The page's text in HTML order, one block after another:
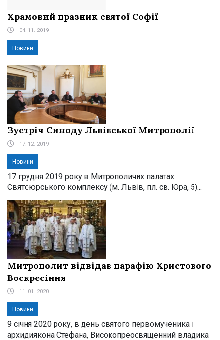
Храмовий празник святої Софії
04. 11. 2019
Новини
Зустріч Синоду Львівської Митрополії
17. 12. 2019
Новини
17 грудня 2019 року в Митрополичих палатах
Святоюрського комплексу (м. Львів, пл. св. Юра, 5)...
Митрополит відвідав парафію Христового
Воскресіння
11. 01. 2020
Новини
9 січня 2020 року, в день святого первомученика і
архидиякона Стефана, Високопреосвященний владика